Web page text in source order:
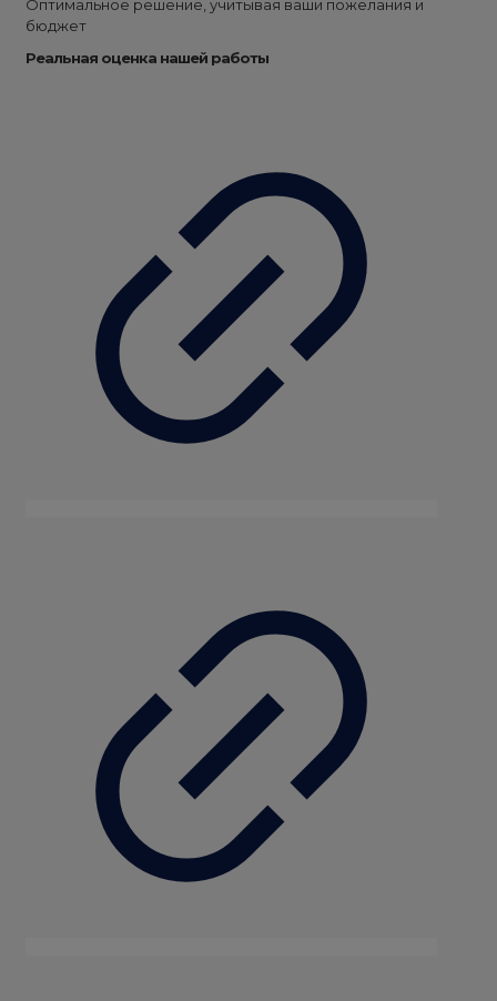
Оптимальное решение, учитывая ваши пожелания и
бюджет
Реальная оценка нашей работы